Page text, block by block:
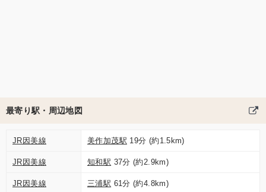
最寄り駅・周辺地図
JR因美線 美作加茂駅 19分 (約1.5km)
JR因美線 知和駅 37分 (約2.9km)
JR因美線 三浦駅 61分 (約4.8km)